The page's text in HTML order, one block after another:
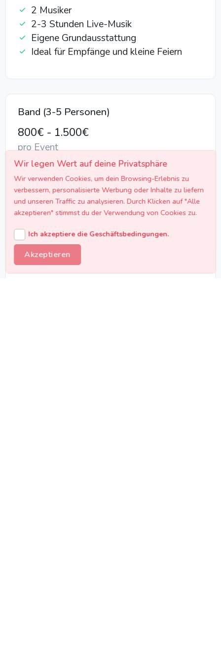
2 Musiker
2-3 Stunden Live-Musik
Eigene Grundausstattung
Ideal für Empfänge und kleine Feiern
Band (3-5 Personen)
800€ - 1.500€
pro Event
3-5 Musiker
3-5 Stunden Live-Performance
Professionelle PA-Anlage
Soundcheck inklusive
Wir legen Wert auf deine Privatsphäre
Wir verwenden Cookies, um dein Browsing-Erlebnis zu
verbessern, personalisierte Werbung oder Inhalte zu liefern
und unseren Traffic zu analysieren. Durch Klicken auf "Alle
akzeptieren" stimmst du der Verwendung von Cookies zu.
Ich akzeptiere die Geschäftsbedingungen.
Akzeptieren